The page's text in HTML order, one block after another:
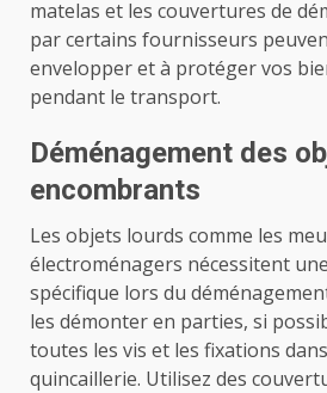
matelas et les couvertures de
par certains fournisseurs
envelopper et à protéger vos
pendant le transport.
Déménagement des
encombrants
Les objets lourds comme les
électroménagers nécessitent
spécifique lors du
les démonter en parties, si
toutes les vis et les fixations
quincaillerie. Utilisez des